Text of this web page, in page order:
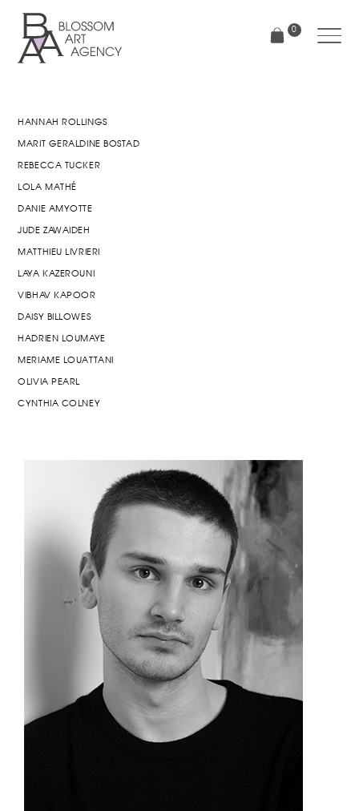
principal
0
HANNAH ROLLINGS
MARIT GERALDINE BOSTAD
REBECCA TUCKER
LOLA MATHÉ
DANIE AMYOTTE
JUDE ZAWAIDEH
MATTHIEU LIVRIERI
LAYA KAZEROUNI
VIBHAV KAPOOR
DAISY BILLOWES
HADRIEN LOUMAYE
MERIAME LOUATTANI
OLIVIA PEARL
CYNTHIA COLNEY